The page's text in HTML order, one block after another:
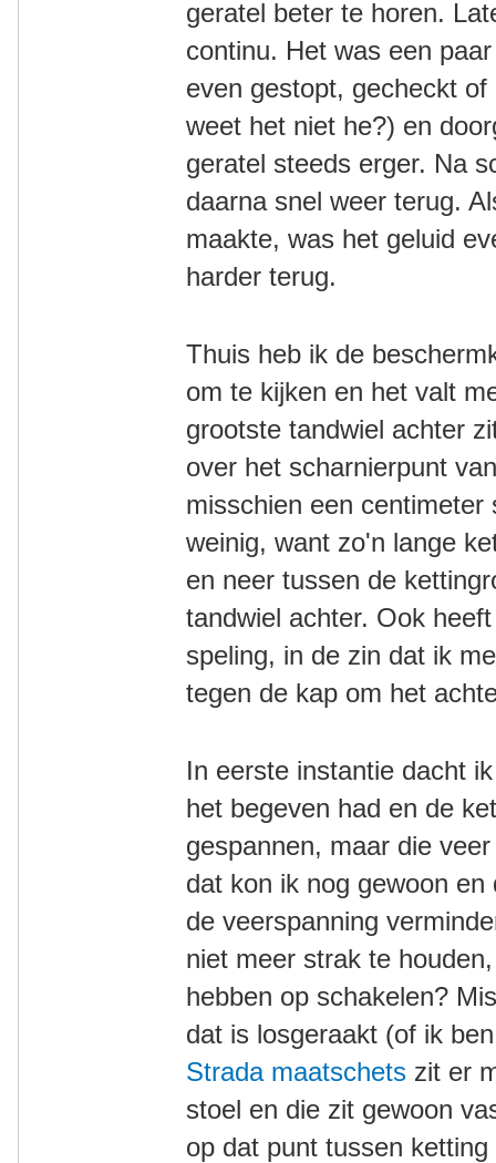
geratel beter te horen.
continu. Het was een
even gestopt, gecheckt
weet het niet he?) en
geratel steeds erger. Na
daarna snel weer terug.
maakte, was het geluid
harder terug.
Thuis heb ik de
om te kijken en het valt
grootste tandwiel achter
over het scharnierpunt
misschien een
weinig, want zo'n lange
en neer tussen de
tandwiel achter. Ook
speling, in de zin dat ik
tegen de kap om het
In eerste instantie dacht
het begeven had en de
gespannen, maar die
dat kon ik nog gewoon
de veerspanning
niet meer strak te
hebben op schakelen?
dat is losgeraakt (of ik
Strada maatschets zit er
stoel en die zit gewoon
op dat punt tussen